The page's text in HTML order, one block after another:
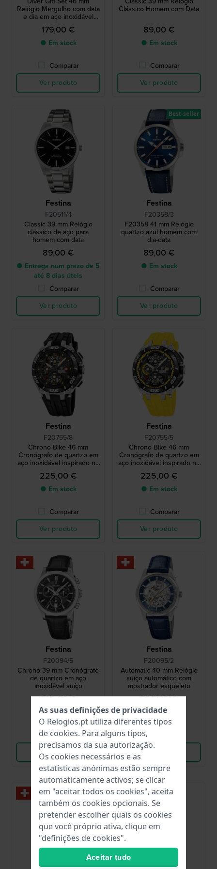
Relógio Mergulho com data
e dia em aço inoxidável
com proteção da coroa e
bracelete extra
179,00 €
● Em stock
Comparar
Ver produto
Clássico Homem com Data
89,00 €
● Em stock
Comparar
Ver produto
Festina
F20511/4
Classic 39 mm Relógio
clássico de aço para
homem com data
89,00 €
● Entrega num prazo de 5
até 8 dias úteis
Comparar
Ver produto
Festina
F20358/3
F20358 41 mm Relógio
quartzo azul homem com
dia-data
89,00 €
● Em stock
Comparar
Ver produto
Best-seller
Festina
F20755/8
Chrono Bike 46 mm
Cronógrafo de quartzo em
aço inoxidável inspirado no
ciclismo
225,00 €
● Em stock
Comparar
Ver produto
Festina
F20755/5
Chrono Bike 46 mm
Cronógrafo de quartzo em
aço inoxidável inspirado no
ciclismo
225,00 €
● Em stock
Comparar
Ver produto
Festina
F20094/5
Chrono 39 mm Cronógrafo
de quartzo em aço
inoxidável suíço
299,00 €
● Em stock
Comparar
Ver produto
Festina
F20095/2
Automatic 40 mm Relógio
suíço automático com
mostrador esqueleto
595,00 €
● Em stock
Ver produto
As suas definições de privacidade
O Relogios.pt utiliza diferentes tipos
de cookies. Para alguns tipos,
precisamos da sua autorização.
Os cookies necessários e as
estatísticas anónimas estão sempre
automaticamente activos; se clicar
em "aceitar todos os cookies", aceita
também os cookies opcionais. Se
pretender escolher quais os cookies
que você próprio ativa, clique em
"definições de cookies".
Aceitar tudo